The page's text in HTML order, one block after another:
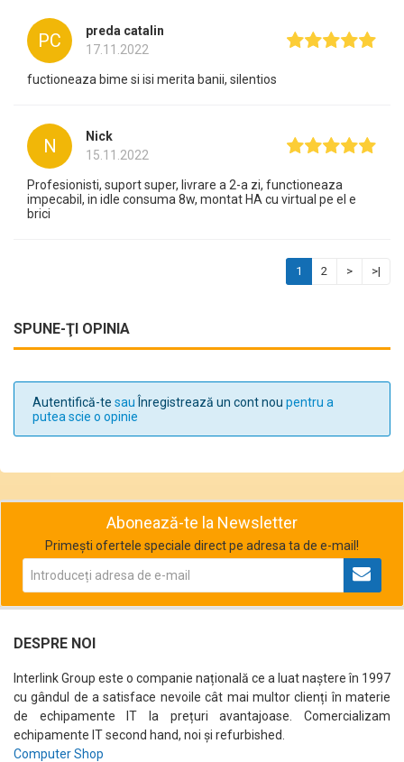
PC
preda catalin
17.11.2022
fuctioneaza bime si isi merita banii, silentios
N
Nick
15.11.2022
Profesionisti, suport super, livrare a 2-a zi, functioneaza
impecabil, in idle consuma 8w, montat HA cu virtual pe el e
brici
1 2 > >|
SPUNE-ŢI OPINIA
Autentifică-te sau Înregistrează un cont nou pentru a
putea scie o opinie
Abonează-te la Newsletter
Primești ofertele speciale direct pe adresa ta de e-mail!
DESPRE NOI
Interlink Group este o companie națională ce a luat naștere în 1997
cu gândul de a satisface nevoile cât mai multor clienți în materie
de echipamente IT la prețuri avantajoase. Comercializam
echipamente IT second hand, noi și refurbished.
Computer Shop